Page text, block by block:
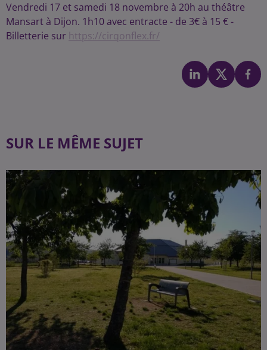
Vendredi 17 et samedi 18 novembre à 20h au théâtre
Mansart à Dijon. 1h10 avec entracte - de 3€ à 15 € -
Billetterie sur https://cirqonflex.fr/
SUR LE MÊME SUJET